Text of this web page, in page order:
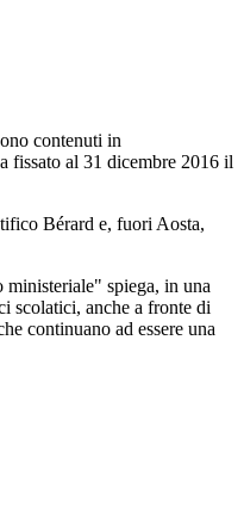
contenuti in
fissato al 31 dicembre 2016 il
Bérard e, fuori Aosta,
ministeriale" spiega, in una
scolatici, anche a fronte di
continuano ad essere una